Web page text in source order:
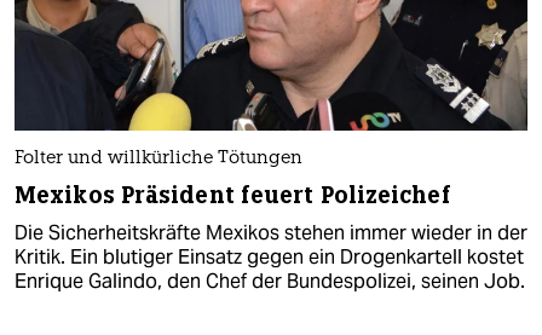
Folter und willkürliche Tötungen
Mexikos Präsident feuert Polizeichef
Die Sicherheitskräfte Mexikos stehen immer wieder in der
Kritik. Ein blutiger Einsatz gegen ein Drogenkartell kostet
Enrique Galindo, den Chef der Bundespolizei, seinen Job.